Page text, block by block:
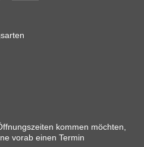
kommen möchten,
vorab einen Termin